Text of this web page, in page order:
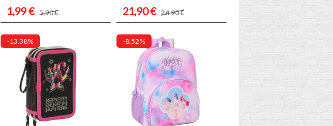
1,99 € 5,90 € 21,90 € 24,90 €
-13.38% -8.52%